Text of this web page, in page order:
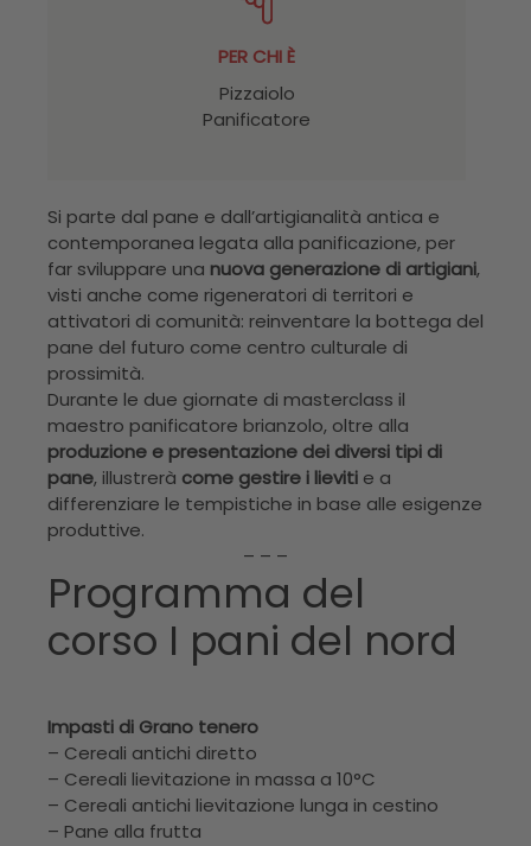
PER CHI È
Pizzaiolo
Panificatore
Si parte dal pane e dall’artigianalità antica e
contemporanea legata alla panificazione, per
far sviluppare una nuova generazione di artigiani,
visti anche come rigeneratori di territori e
attivatori di comunità: reinventare la bottega del
pane del futuro come centro culturale di
prossimità.
Durante le due giornate di masterclass il
maestro panificatore brianzolo, oltre alla
produzione e presentazione dei diversi tipi di
pane, illustrerà come gestire i lieviti e a
differenziare le tempistiche in base alle esigenze
produttive.
– – –
Programma del
corso I pani del nord
Impasti di Grano tenero
– Cereali antichi diretto
– Cereali lievitazione in massa a 10°C
– Cereali antichi lievitazione lunga in cestino
– Pane alla frutta